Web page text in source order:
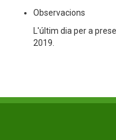
Observacions
L'últim dia per a
2019.